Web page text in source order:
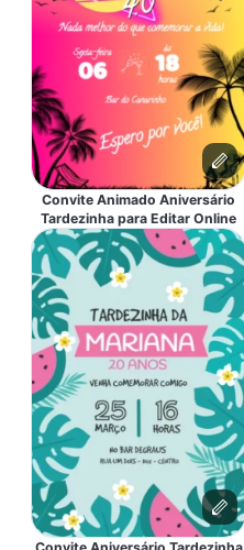
Convite Animado Aniversário
Tardezinha para Editar Online